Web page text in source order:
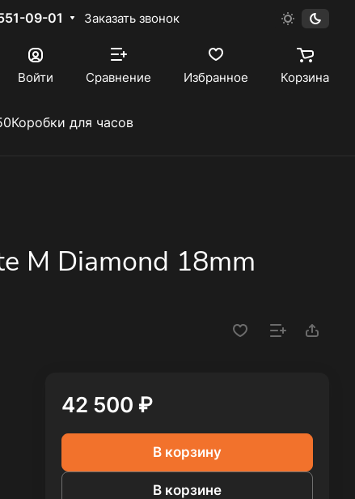
09-01 Заказать звонок
Войти Сравнение Избранное Корзина
Коробки для часов
M Diamond 18mm
42 500 ₽
В корзину
В корзине